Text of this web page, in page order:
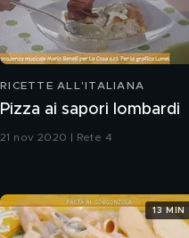
RICETTE ALL'ITALIANA
Pizza ai sapori lombardi
21 nov 2020 | Rete 4
13 MIN